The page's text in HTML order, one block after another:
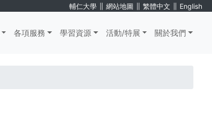
輔仁大學 ∥ 網站地圖 ∥ 繁體中文 ∥ English
各項服務 學習資源 活動/特展 關於我們